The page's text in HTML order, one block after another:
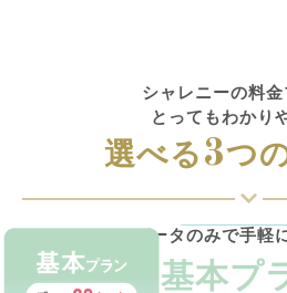
シャレニーの料
とってもわかり
選べる 3つ
＼データのみで手軽
基本プ